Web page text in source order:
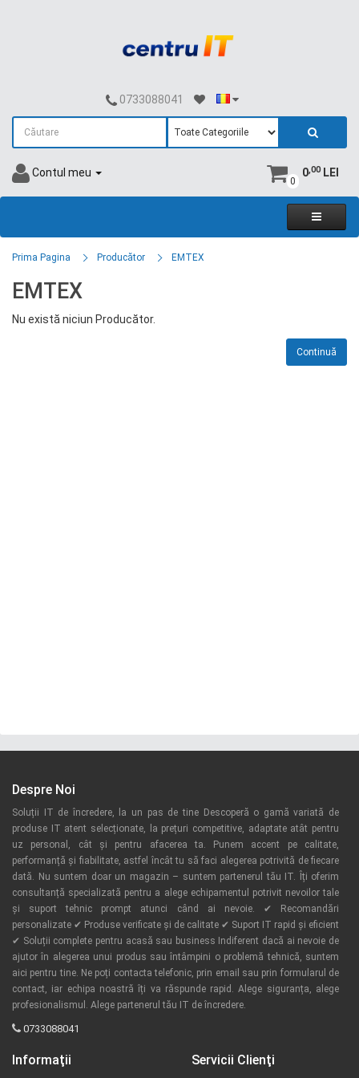
0733088041
Contul meu
0
0,00LEI
Prima Pagina Producător EMTEX
EMTEX
Nu există niciun Producător.
Continuă
Despre Noi
Soluții IT de încredere, la un pas de tine Descoperă o gamă variată de
produse IT atent selecționate, la prețuri competitive, adaptate atât pentru
uz personal, cât și pentru afacerea ta. Punem accent pe calitate,
performanță și fiabilitate, astfel încât tu să faci alegerea potrivită de fiecare
dată. Nu suntem doar un magazin – suntem partenerul tău IT. Îți oferim
consultanță specializată pentru a alege echipamentul potrivit nevoilor tale
și suport tehnic prompt atunci când ai nevoie. ✔ Recomandări
personalizate ✔ Produse verificate și de calitate ✔ Suport IT rapid și eficient
✔ Soluții complete pentru acasă sau business Indiferent dacă ai nevoie de
ajutor în alegerea unui produs sau întâmpini o problemă tehnică, suntem
aici pentru tine. Ne poți contacta telefonic, prin email sau prin formularul de
contact, iar echipa noastră îți va răspunde rapid. Alege siguranța, alege
profesionalismul. Alege partenerul tău IT de încredere.
0733088041
Informaţii Servicii Clienţi